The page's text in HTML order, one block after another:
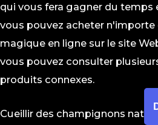
qui vous fera gagner du temps
vous pouvez acheter
magique en ligne sur le site
vous pouvez consulter
produits connexes.
Cueillir des champignons